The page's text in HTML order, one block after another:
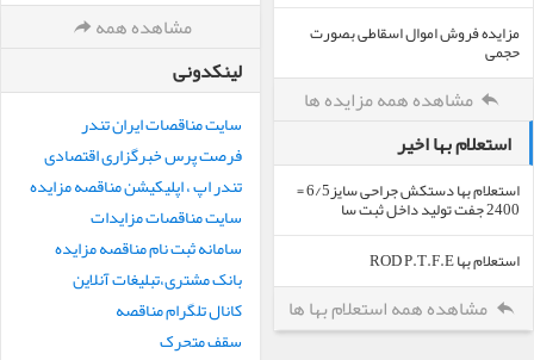
مشاهده همه
لینکدونی
سایت مناقصات ایران تندر
فرصت پرس خبرگزاری اقتصادی
تندر اپ ، اپلیکیشن مناقصه مزایده
سایت مناقصات مزایدات
سامانه ثبت نام مناقصه مزایده
بانک مشتری،تبلیغات آنلاین
کانال تلگرام مناقصه
سقف متحرک
مزایده فروش اموال اسقاطی بصورت
حجمی
مشاهده همه مزایده ها
استعلام بها اخیر
استعلام بها دستکش جراحی سایز6/5 =
2400 جفت تولید داخل ثبت سا
استعلام بها ROD P.T.F.E
مشاهده همه استعلام بها ها